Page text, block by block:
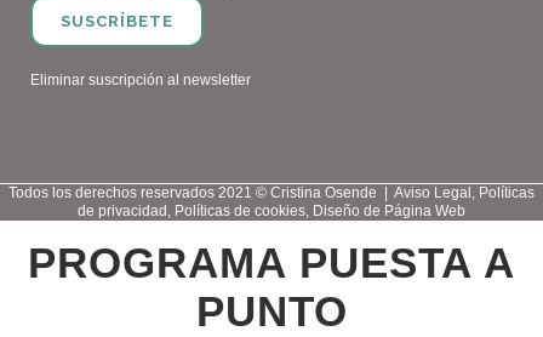
Eliminar suscripción al newsletter
Todos los derechos reservados 2021 © Cristina Osende | Aviso Legal , Políticas
de privacidad , Políticas de cookies, Diseño de Página Web
PROGRAMA PUESTA A
PUNTO